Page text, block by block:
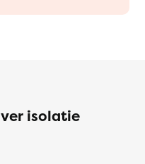
isolatie